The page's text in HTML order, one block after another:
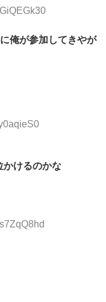
俺が参加してきやが
かけるのかな